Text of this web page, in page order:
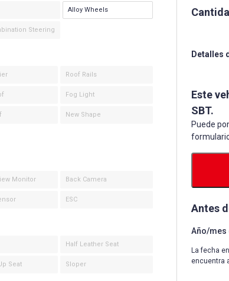
Detalles
Este
SBT.
Puede
Antes
Año/mes
La fecha
encuentra
Alloy Wheels
Steering
Roof Rails
Fog Light
New Shape
Monitor Back Camera
ESC
Half Leather Seat
Seat Sloper